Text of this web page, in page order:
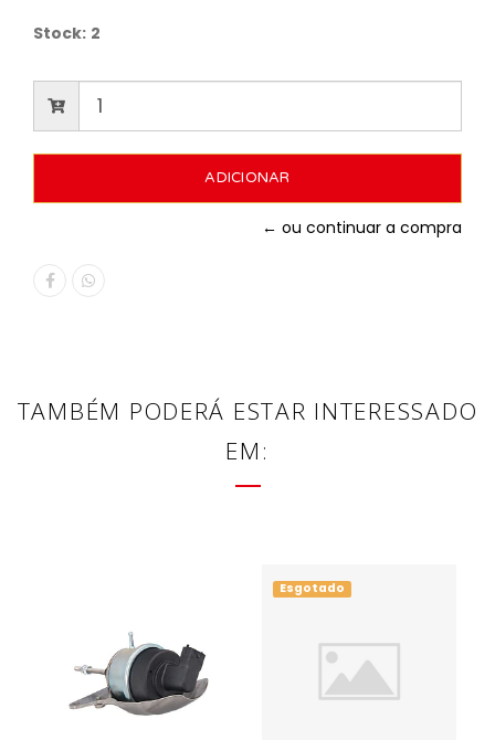
Stock: 2
← ou continuar a compra
TAMBÉM PODERÁ ESTAR INTERESSADO
EM:
Esgotado